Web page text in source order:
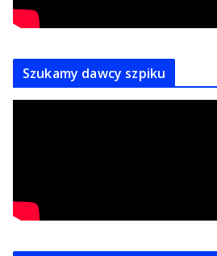
Szukamy dawcy szpiku